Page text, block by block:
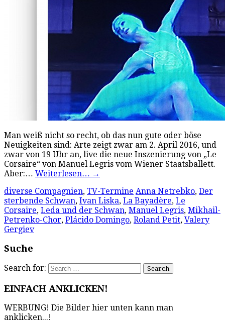
Man weiß nicht so recht, ob das nun gute oder böse
Neuigkeiten sind: Arte zeigt zwar am 2. April 2016, und
zwar von 19 Uhr an, live die neue Inszenierung von „Le
Corsaire“ von Manuel Legris vom Wiener Staatsballett.
Aber:… Weiterlesen… →
diverse Compagnien, TV-Termine Anna Netrebko, Der
sterbende Schwan, Ivan Liska, La Bayadère, Le
Corsaire, Leda und der Schwan, Manuel Legris, Mikhail-
Petrenko-Chor, Plácido Domingo, Roland Petit, Valery
Gergiev
Suche
Search for:
EINFACH ANKLICKEN!
WERBUNG! Die Bilder hier unten kann man
anklicken...!